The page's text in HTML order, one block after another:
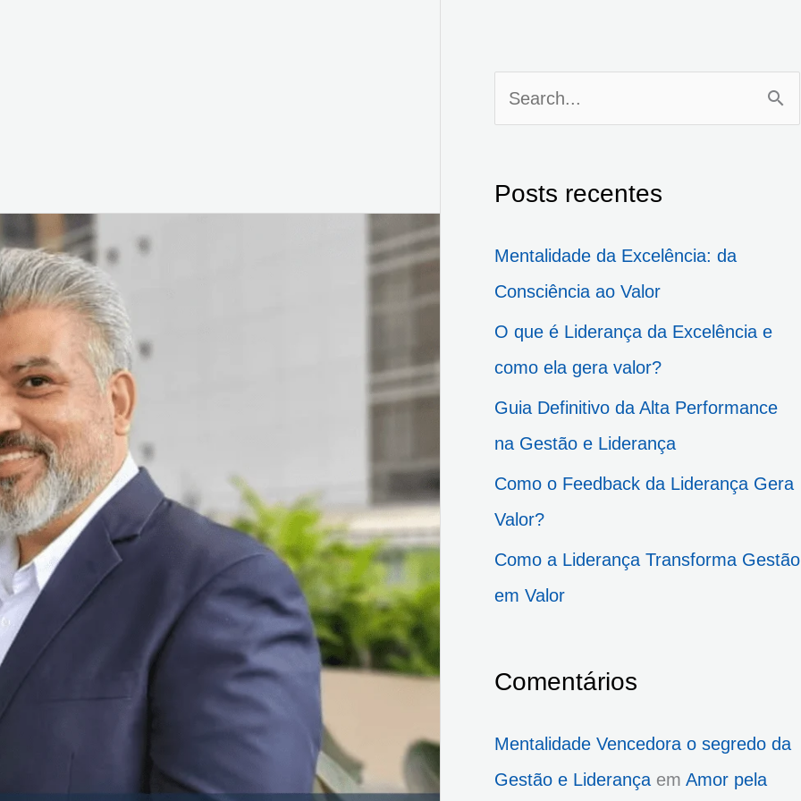
u
i
Posts recentes
Mentalidade da Excelência: da
Consciência ao Valor
O que é Liderança da Excelência e
como ela gera valor?
Guia Definitivo da Alta Performance
na Gestão e Liderança
Como o Feedback da Liderança Gera
Valor?
Como a Liderança Transforma Gestão
em Valor
Comentários
Mentalidade Vencedora o segredo da
Gestão e Liderançaem Amor pela